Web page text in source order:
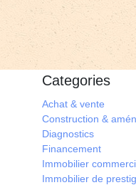
Categories
Achat & vente
Construction &
Diagnostics
Financement
Immobilier
Immobilier de